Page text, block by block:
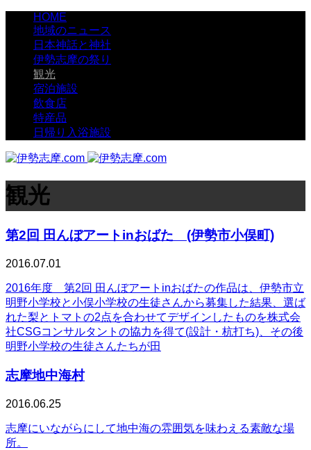
HOME
地域のニュース
日本神話と神社
伊勢志摩の祭り
観光
宿泊施設
飲食店
特産品
日帰り入浴施設
観光
第2回 田んぼアートinおばた (伊勢市小俣町)
2016.07.01
2016年度 第2回 田んぼアートinおばたの作品は、伊勢市立
明野小学校と小俣小学校の生徒さんから募集した結果、選ば
れた梨とトマトの2点を合わせてデザインしたものを株式会
社CSGコンサルタントの協力を得て(設計・杭打ち)、その後
明野小学校の生徒さんたちが田
志摩地中海村
2016.06.25
志摩にいながらにして地中海の雰囲気を味わえる素敵な場
所。